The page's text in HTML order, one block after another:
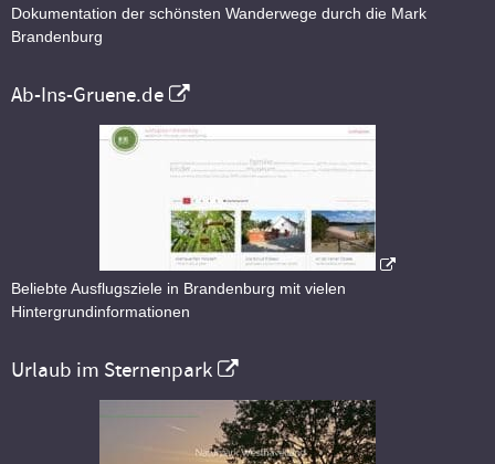
Dokumentation der schönsten Wanderwege durch die Mark
Brandenburg
Ab-Ins-Gruene.de
Beliebte Ausflugsziele in Brandenburg mit vielen
Hintergrundinformationen
Urlaub im Sternenpark